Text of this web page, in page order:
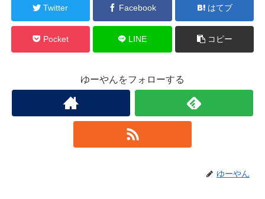
Twitter Facebook はてブ
Pocket LINE コピー
ゆーやんをフォローする
ゆーやん